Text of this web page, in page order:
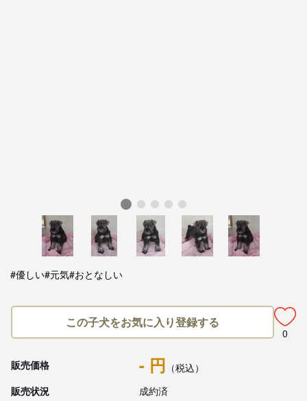
#優しい#元気#おとなしい
この子犬をお気に入り登録する
0
販売価格 - 円 （税込）
販売状況
成約済